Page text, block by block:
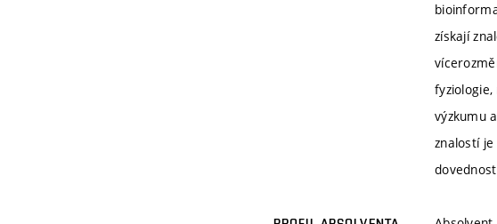
získají
výzkumu
znalostí